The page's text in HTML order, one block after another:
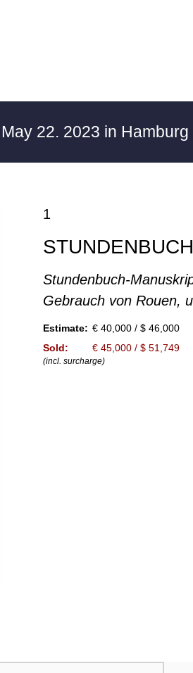
May 22. 2023 in Hamburg
1
STUNDENBUCH
Stundenbuch-
Gebrauch von Rouen,
Estimate: € 40,000 / $ 46,000
Sold:
€ 45,000 / $ 51,749
(incl. surcharge)